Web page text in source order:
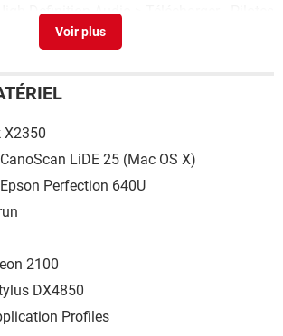
Definition Audio
> Télécharger - Pilotes & Matériel
X2350
LiDE 25 (Mac OS X)
Perfection 640U
2100
DX4850
Profiles